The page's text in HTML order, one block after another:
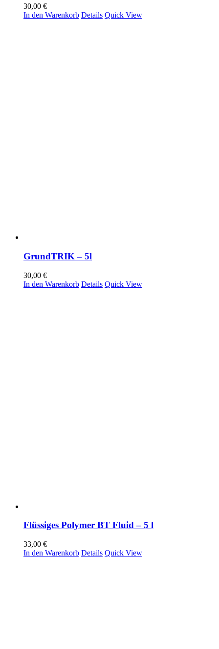
30,00 €
In den Warenkorb Details Quick View
GrundTRIK – 5l
30,00 €
In den Warenkorb Details Quick View
Flüssiges Polymer BT Fluid – 5 l
33,00 €
In den Warenkorb Details Quick View